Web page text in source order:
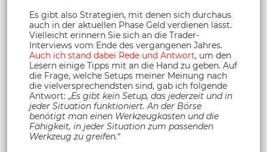
Es gibt also Strategien, mit denen sich durchaus
auch in der aktuellen Phase Geld verdienen lässt.
Vielleicht erinnern Sie sich an die Trader-
Interviews vom Ende des vergangenen Jahres.
Auch ich stand dabei Rede und Antwort, um den
Lesern einige Tipps mit an die Hand zu geben. Auf
die Frage, welche Setups meiner Meinung nach
die vielversprechendsten sind, gab ich folgende
Antwort: „Es gibt kein Setup, das jederzeit und in
jeder Situation funktioniert. An der Börse
benötigt man einen Werkzeugkasten und die
Fähigkeit, in jeder Situation zum passenden
Werkzeug zu greifen.“